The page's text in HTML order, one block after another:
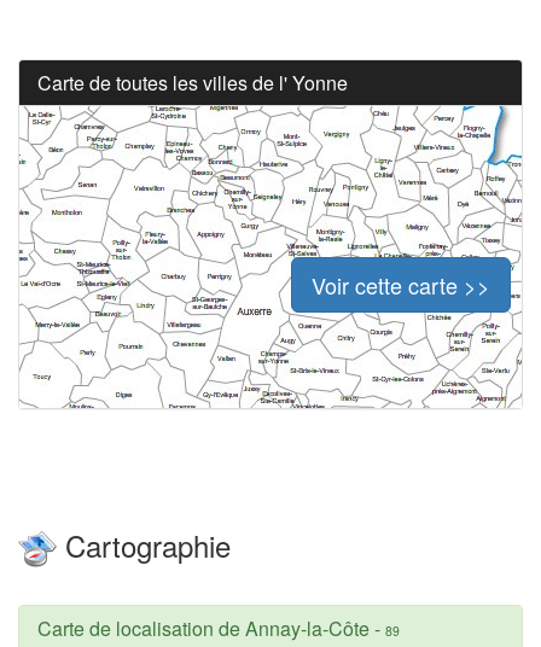
Carte de toutes les villes de l' Yonne
Voir cette carte >>
Cartographie
Carte de localisation de Annay-la-Côte- 89